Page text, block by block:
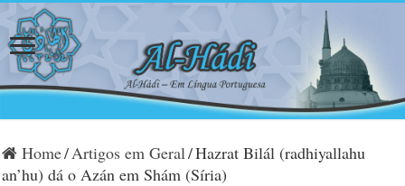
Home/Artigos em Geral/Hazrat Bilál (radhiyallahu
an’hu) dá o Azán em Shám (Síria)